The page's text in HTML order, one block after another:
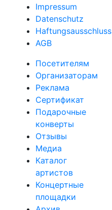
Impressum
Datenschutz
Haftungsausschluss
AGB
Посетителям
Организаторам
Реклама
Сертификат
Подарочные
конверты
Отзывы
Медиа
Каталог
артистов
Концертные
площадки